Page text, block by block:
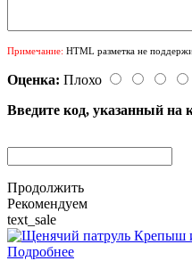
Примечание: HTML разметка не
Оценка: Плохо
Введите код, указанный на
Продолжить
Рекомендуем
text_sale
Подробнее